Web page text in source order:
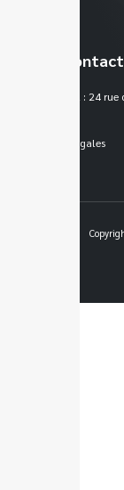
Nous
Siège social : 24
Mentions légales